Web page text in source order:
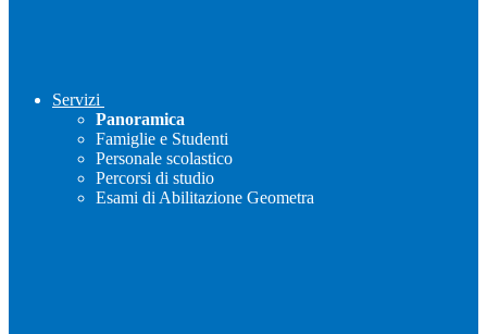
Servizi
Panoramica
Famiglie e Studenti
Personale scolastico
Percorsi di studio
Esami di Abilitazione Geometra